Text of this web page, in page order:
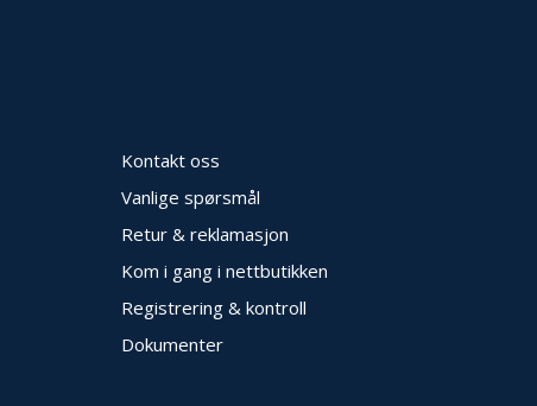
Kontakt oss
Vanlige spørsmål
Retur & reklamasjon
Kom i gang i nettbutikken
Registrering & kontroll
Dokumenter